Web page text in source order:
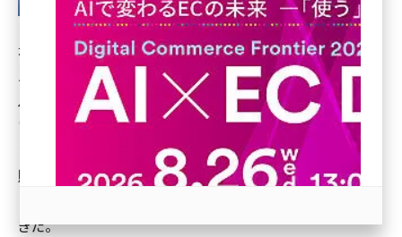
アスクル (1122)
base (1081)
ビィ・フォアード (776)
revico (744)
地方紙記者、広告代理店勤務、米国留学を経て、シリコン
バレーで起業。2000年に日本法人、2013年にシンガポー
ル法人を設立。ECやWebマーケティング事業を約20年経
営。Webサイトの構築実績は1000サイトを超え、立ち上げ
た自社ECはいずれも業界大手に売却。他業種では、海外
販促、貿易事業を7年、製造業向け油剤販売を4年経験。
きた。